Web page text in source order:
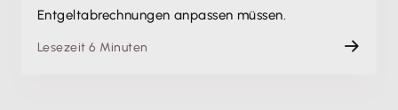
Entgeltabrechnungen anpassen müssen.
Lesezeit 6 Minuten